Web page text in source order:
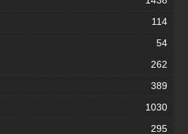
114
54
262
389
1030
295